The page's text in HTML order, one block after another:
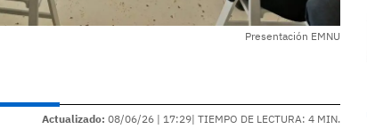
Presentación EMNU
Actualizado: 08/06/26 | 17:29| TIEMPO DE LECTURA: 4 MIN.